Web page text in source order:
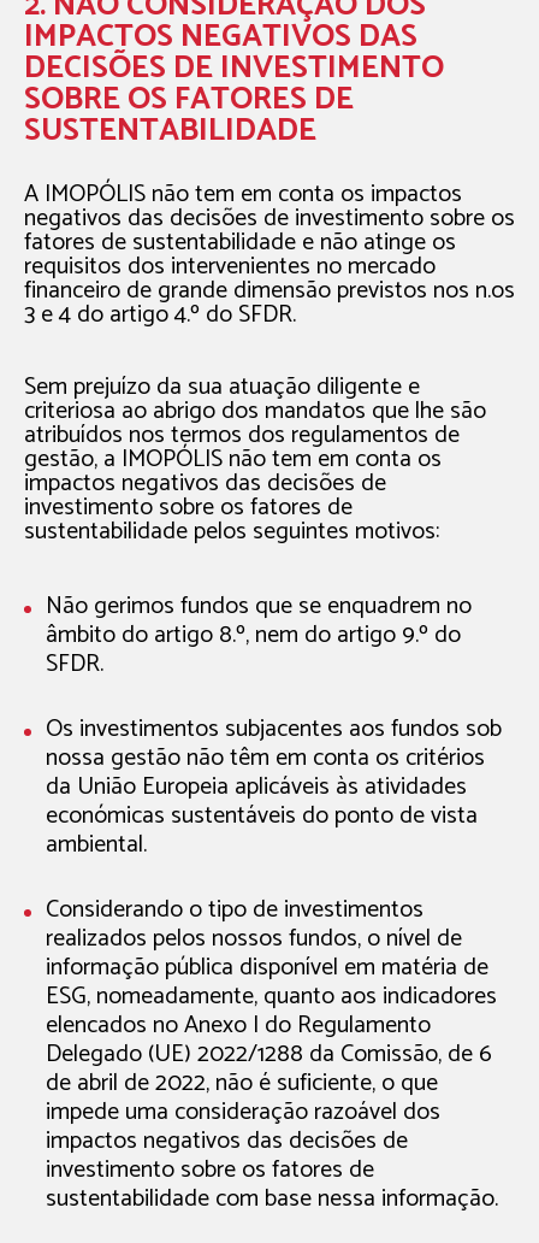
IMPACTOS NEGATIVOS DAS
DECISÕES DE INVESTIMENTO
SOBRE OS FATORES DE
SUSTENTABILIDADE
A IMOPÓLIS não tem em conta os impactos
negativos das decisões de investimento sobre os
fatores de sustentabilidade e não atinge os
requisitos dos intervenientes no mercado
financeiro de grande dimensão previstos nos n.os
3 e 4 do artigo 4.º do SFDR.
Sem prejuízo da sua atuação diligente e
criteriosa ao abrigo dos mandatos que lhe são
atribuídos nos termos dos regulamentos de
gestão, a IMOPÓLIS não tem em conta os
impactos negativos das decisões de
investimento sobre os fatores de
sustentabilidade pelos seguintes motivos:
Não gerimos fundos que se enquadrem no
âmbito do artigo 8.º, nem do artigo 9.º do
SFDR.
Os investimentos subjacentes aos fundos sob
nossa gestão não têm em conta os critérios
da União Europeia aplicáveis às atividades
económicas sustentáveis do ponto de vista
ambiental.
Considerando o tipo de investimentos
realizados pelos nossos fundos, o nível de
informação pública disponível em matéria de
ESG, nomeadamente, quanto aos indicadores
elencados no Anexo I do Regulamento
Delegado (UE) 2022/1288 da Comissão, de 6
de abril de 2022, não é suficiente, o que
impede uma consideração razoável dos
impactos negativos das decisões de
investimento sobre os fatores de
sustentabilidade com base nessa informação.